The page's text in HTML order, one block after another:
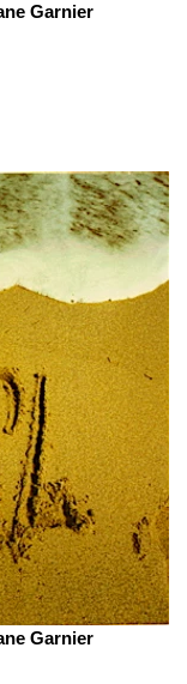
Garnier
Garnier